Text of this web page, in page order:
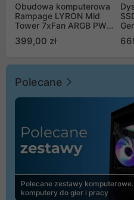
Obudowa komputerowa
Rampage LYRON Mid
Tower 7xFan ARGB PWM
399,00 zł
Polecane
Polecane zestawy
komputery do gier i pracy